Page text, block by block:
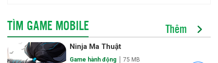
TÌM GAME MOBILE Thêm
Ninja Ma Thuật
Game hành động 75 MB